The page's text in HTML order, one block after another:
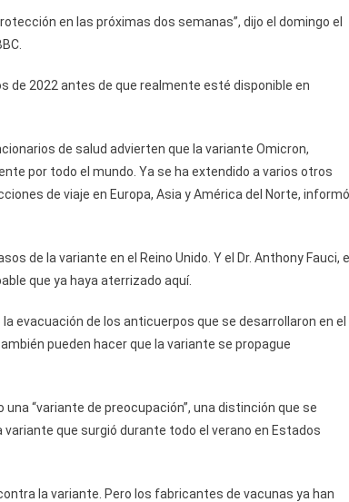
en las próximas dos semanas”, dijo el domingo el
de 2022 antes de que realmente esté disponible en
de salud advierten que la variante Omicron,
por todo el mundo. Ya se ha extendido a varios otros
de viaje en Europa, Asia y América del Norte, informó
de la variante en el Reino Unido. Y el Dr. Anthony Fauci,
que ya haya aterrizado aquí.
evacuación de los anticuerpos que se desarrollaron en el
pueden hacer que la variante se propague
“variante de preocupación”, una distinción que se
que surgió durante todo el verano en Estados
la variante. Pero los fabricantes de vacunas ya han